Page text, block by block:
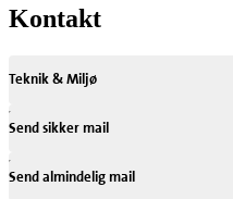
Kontakt
Teknik & Miljø
Send sikker mail
Send almindelig mail